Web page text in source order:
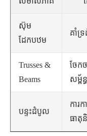
ស៊ុម
ដែកបឋម
គាំទ្
Trusses &
Beams
ចែក
សម្ព័ន្ធ
បន្ទះដំបូល
ការក
ធា